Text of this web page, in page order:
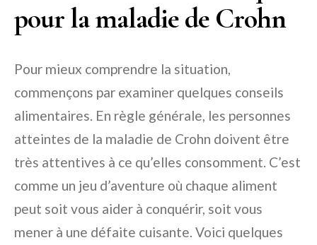
pour la maladie de Crohn
Pour mieux comprendre la situation,
commençons par examiner quelques conseils
alimentaires. En règle générale, les personnes
atteintes de la maladie de Crohn doivent être
très attentives à ce qu’elles consomment. C’est
comme un jeu d’aventure où chaque aliment
peut soit vous aider à conquérir, soit vous
mener à une défaite cuisante. Voici quelques